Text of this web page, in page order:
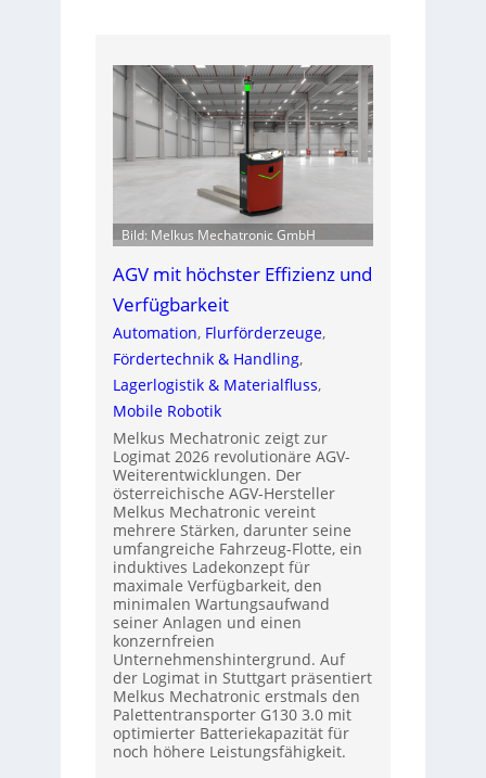
Bild: Melkus Mechatronic GmbH
AGV mit höchster Effizienz und
Verfügbarkeit
Automation, Flurförderzeuge,
Fördertechnik & Handling,
Lagerlogistik & Materialfluss ,
Mobile Robotik
Melkus Mechatronic zeigt zur
Logimat 2026 revolutionäre AGV-
Weiterentwicklungen. Der
österreichische AGV-Hersteller
Melkus Mechatronic vereint
mehrere Stärken, darunter seine
umfangreiche Fahrzeug-Flotte, ein
induktives Ladekonzept für
maximale Verfügbarkeit, den
minimalen Wartungsaufwand
seiner Anlagen und einen
konzernfreien
Unternehmenshintergrund. Auf
der Logimat in Stuttgart präsentiert
Melkus Mechatronic erstmals den
Palettentransporter G130 3.0 mit
optimierter Batteriekapazität für
noch höhere Leistungsfähigkeit.